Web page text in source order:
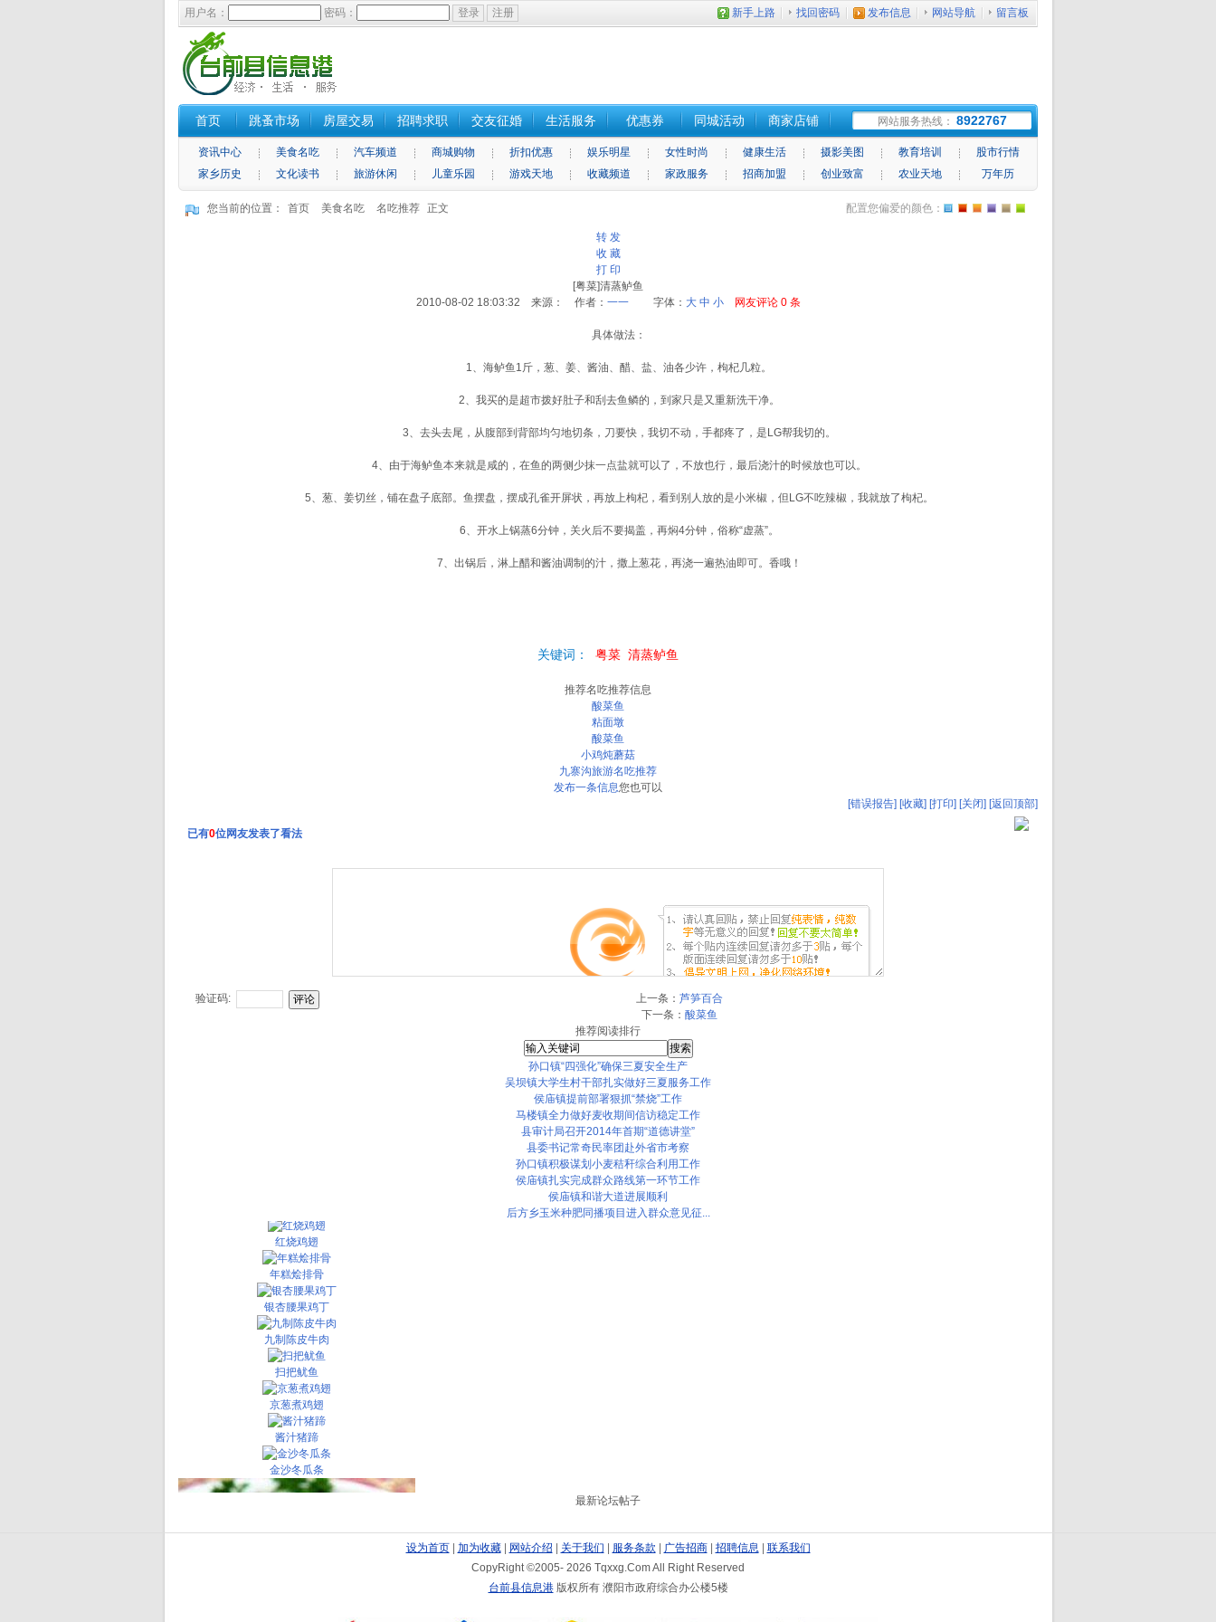
用户名： 密码： 新手上路 找回密码 发布信息 网站导航 留言板
首页 跳蚤市场 房屋交易 招聘求职 交友征婚 生活服务 优惠券 同城活动 商家店铺 网站服务热线： 8922767
资讯中心 美食名吃 汽车频道 商城购物 折扣优惠 娱乐明星 女性时尚 健康生活 摄影美图 教育培训
股市行情
家乡历史
文化读书 旅游休闲 儿童乐园 游戏天地 收藏频道 家政服务 招商加盟 创业致富 农业天地 万年历
您当前的位置： 首页 美食名吃 名吃推荐 正文 配置您偏爱的颜色：
转 发
收 藏
打 印
[粤菜]清蒸鲈鱼
2010-08-02 18:03:32 来源： 作者： 一一字体： 大 中 小 网友评论 0条
具体做法：
1、海鲈鱼1斤，葱、姜、酱油、醋、盐、油各少许，枸杞几粒。
2、我买的是超市拨好肚子和刮去鱼鳞的，到家只是又重新洗干净。
3、去头去尾，从腹部到背部均匀地切条，刀要快，我切不动，手都疼了，是LG帮我切的。
4、由于海鲈鱼本来就是咸的，在鱼的两侧少抹一点盐就可以了，不放也行，最后浇汁的时候放也可以。
5、葱、姜切丝，铺在盘子底部。鱼摆盘，摆成孔雀开屏状，再放上枸杞，看到别人放的是小米椒，但LG不吃辣椒，我就放了枸杞。
6、开水上锅蒸6分钟，关火后不要揭盖，再焖4分钟，俗称“虚蒸”。
7、出锅后，淋上醋和酱油调制的汁，撒上葱花，再浇一遍热油即可。香哦！
关键词： 粤菜 清蒸鲈鱼
推荐名吃推荐信息
酸菜鱼
粘面墩
酸菜鱼
小鸡炖蘑菇
九寨沟旅游名吃推荐
发布一条信息您也可以
[错误报告] [收藏] [打印] [关闭] [返回顶部]
已有0位网友发表了看法
验证码: 上一条：芦笋百合
下一条：酸菜鱼
推荐阅读排行
孙口镇“四强化”确保三夏安全生产
吴坝镇大学生村干部扎实做好三夏服务工作
侯庙镇提前部署狠抓“禁烧”工作
马楼镇全力做好麦收期间信访稳定工作
县审计局召开2014年首期“道德讲堂”
县委书记常奇民率团赴外省市考察
孙口镇积极谋划小麦秸秆综合利用工作
侯庙镇扎实完成群众路线第一环节工作
侯庙镇和谐大道进展顺利
后方乡玉米种肥同播项目进入群众意见征...
重庆江湖菜：跳水鱼片
红烧鸡翅
年糕烩排骨
银杏腰果鸡丁
九制陈皮牛肉
扫把鱿鱼
京葱煮鸡翅
酱汁猪蹄
金沙冬瓜条
最新论坛帖子
设为首页| 加为收藏| 网站介绍 | 关于我们 | 服务条款 | 广告招商| 招聘信息 | 联系我们
CopyRight ©2005- 2026 Tqxxg.Com All Right Reserved
台前县信息港版权所有 濮阳市政府综合办公楼5楼